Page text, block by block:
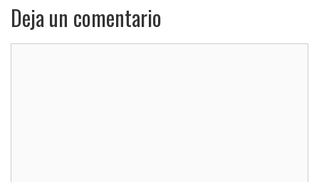
Deja un comentario